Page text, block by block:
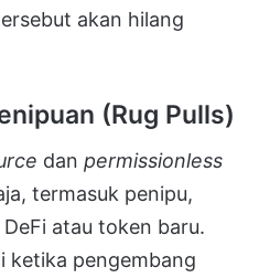
akan hilang
(Rug Pulls)
dan permissionless
termasuk penipu,
atau token baru.
ketika pengembang